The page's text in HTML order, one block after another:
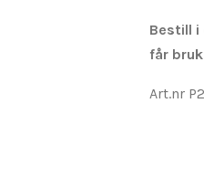
Bestill i
får
Art.nr